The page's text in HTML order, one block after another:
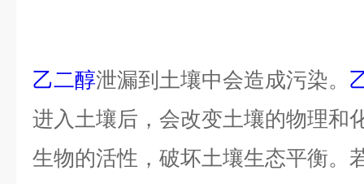
乙二醇泄漏到土壤中会造成污染。
进入土壤后，会改变土壤的物理和
生物的活性，破坏土壤生态平衡。